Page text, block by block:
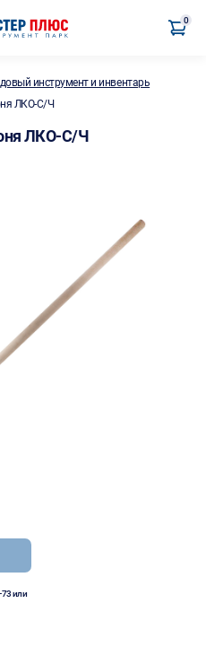
0
инструмент и инвентарь
ЛКО-С/Ч
ЛКО-С/Ч
73или